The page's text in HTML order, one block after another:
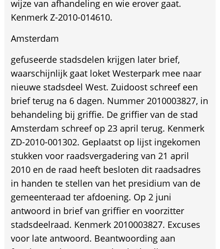
wijze van afhandeling en wie erover gaat.
Kenmerk Z-2010-014610.
Amsterdam
gefuseerde stadsdelen krijgen later brief,
waarschijnlijk gaat loket Westerpark mee naar
nieuwe stadsdeel West. Zuidoost schreef een
brief terug na 6 dagen. Nummer 2010003827, in
behandeling bij griffie. De griffier van de stad
Amsterdam schreef op 23 april terug. Kenmerk
ZD-2010-001302. Geplaatst op lijst ingekomen
stukken voor raadsvergadering van 21 april
2010 en de raad heeft besloten dit raadsadres
in handen te stellen van het presidium van de
gemeenteraad ter afdoening. Op 2 juni
antwoord in brief van griffier en voorzitter
stadsdeelraad. Kenmerk 2010003827. Excuses
voor late antwoord. Beantwoording aan